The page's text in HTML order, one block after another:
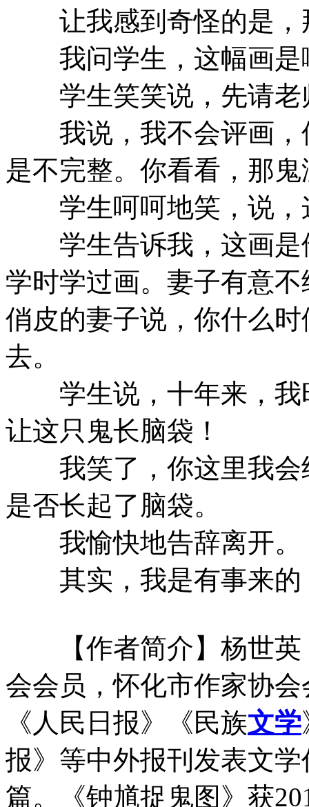
让我感到奇怪的是，
我问学生，这幅画是
学生笑笑说，先请老
我说，我不会评画，
是不完整。你看看，那
学生呵呵地笑，说，
学生告诉我，这画是
学时学过画。妻子有意
俏皮的妻子说，你什么
去。
学生说，十年来，我
让这只鬼长脑袋！
我笑了，你这里我会
是否长起了脑袋。
我愉快地告辞离开。
其实，我是有事来的
【作者简介】杨世英
会会员，怀化市作家协
《人民日报》《民族文学
报》等中外报刊发表文
篇。《钟馗捉鬼图》获